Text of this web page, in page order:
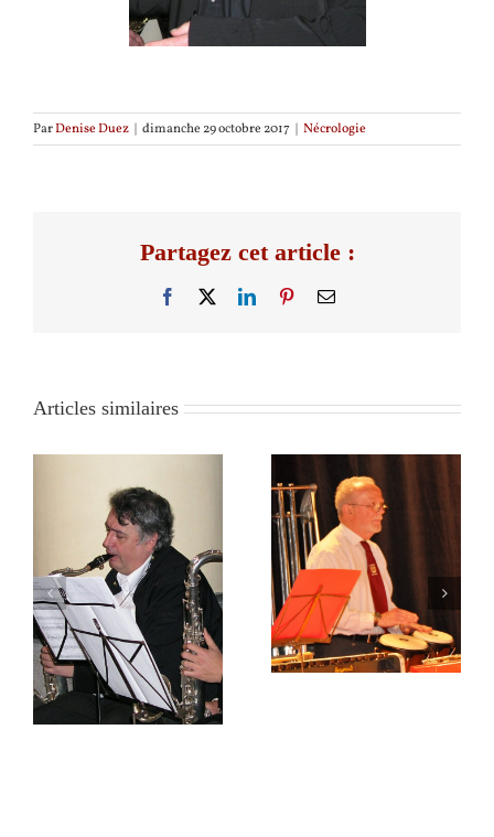
ParDenise Duez | dimanche 29 octobre 2017 | Nécrologie
Partagez cet article :
Facebook LinkedInPinterestEmail
Articles similaires
Un ancien
fervent